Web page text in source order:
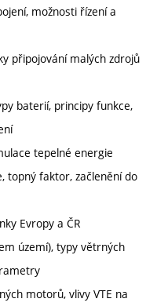
možnosti řízení a
připojování malých zdrojů
baterií, principy funkce,
tepelné energie
topný faktor, začlenění do
Evropy a ČR
území), typy větrných
motorů, vlivy VTE na